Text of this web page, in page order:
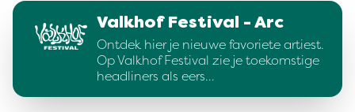
Valkhof Festival - Arc
Ontdek hier je nieuwe favoriete artiest.
Op Valkhof Festival zie je toekomstige
headliners als eers…